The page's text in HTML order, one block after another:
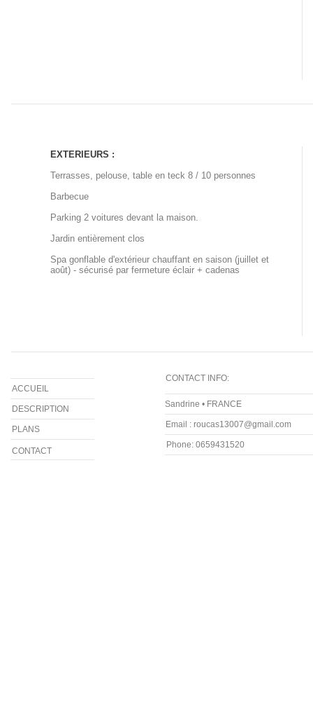
EXTERIEURS :
Terrasses, pelouse, table en teck 8 / 10 personnes
Barbecue
Parking 2 voitures devant la maison.
Jardin entièrement clos
Spa gonflable d'extérieur chauffant en saison (juillet et
août) - sécurisé par fermeture éclair + cadenas
CONTACT
Phone: 0659431520
Email : roucas13007@gmail.com
Sandrine • FRANCE
PLANS
DESCRIPTION
ACCUEIL
CONTACT INFO: